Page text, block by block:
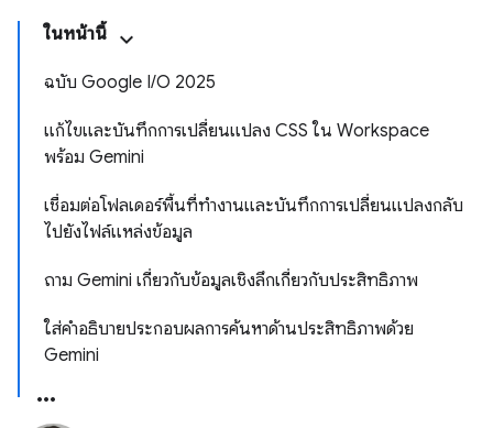
ในหน้านี้
ฉบับ Google I/O 2025
แก้ไขและบันทึกการเปลี่ยนแปลง CSS ใน Workspace
พร้อม Gemini
เชื่อมต่อโฟลเดอร์พื้นที่ทำงานและบันทึกการเปลี่ยนแปลงกลับ
ไปยังไฟล์แหล่งข้อมูล
ถาม Gemini เกี่ยวกับข้อมูลเชิงลึกเกี่ยวกับประสิทธิภาพ
ใส่คำอธิบายประกอบผลการค้นหาด้านประสิทธิภาพด้วย
Gemini